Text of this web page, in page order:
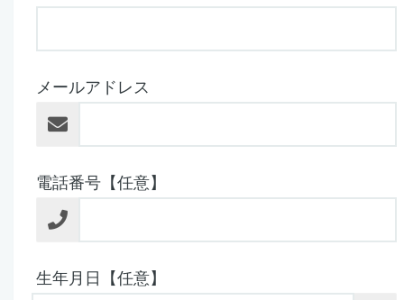
メールアドレス
電話番号【任意】
生年月日【任意】